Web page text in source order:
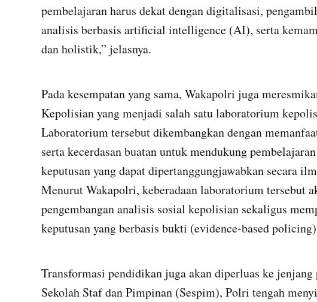
pembelajaran harus dekat dengan digitalisasi,
analisis berbasis artificial intelligence (AI), serta
dan holistik,” jelasnya.
Pada kesempatan yang sama, Wakapolri juga
Kepolisian yang menjadi salah satu laboratorium
Laboratorium tersebut dikembangkan dengan
serta kecerdasan buatan untuk mendukung
keputusan yang dapat dipertanggungjawabkan secara
Menurut Wakapolri, keberadaan laboratorium tersebut
pengembangan analisis sosial kepolisian sekaligus
keputusan yang berbasis bukti (evidence-based
Transformasi pendidikan juga akan diperluas ke
Sekolah Staf dan Pimpinan (Sespim), Polri tengah